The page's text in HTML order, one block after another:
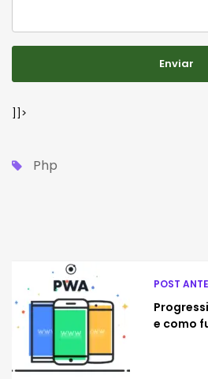
Enviar
]]>
Php
POST
e como